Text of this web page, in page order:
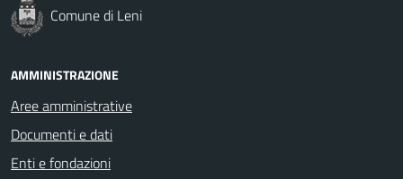
Comune di Leni
AMMINISTRAZIONE
Aree amministrative
Documenti e dati
Enti e fondazioni